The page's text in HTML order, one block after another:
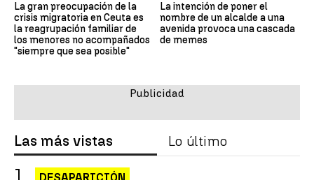
La gran preocupación de la
crisis migratoria en Ceuta es
la reagrupación familiar de
los menores no acompañados
"siempre que sea posible"
La intención de poner el
nombre de un alcalde a una
avenida provoca una cascada
de memes
Las más vistas Lo último